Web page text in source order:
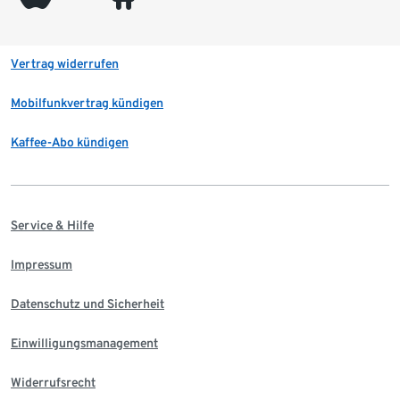
Vertrag widerrufen
Mobilfunkvertrag kündigen
Kaffee-Abo kündigen
Service & Hilfe
Impressum
Datenschutz und Sicherheit
Einwilligungsmanagement
Widerrufsrecht